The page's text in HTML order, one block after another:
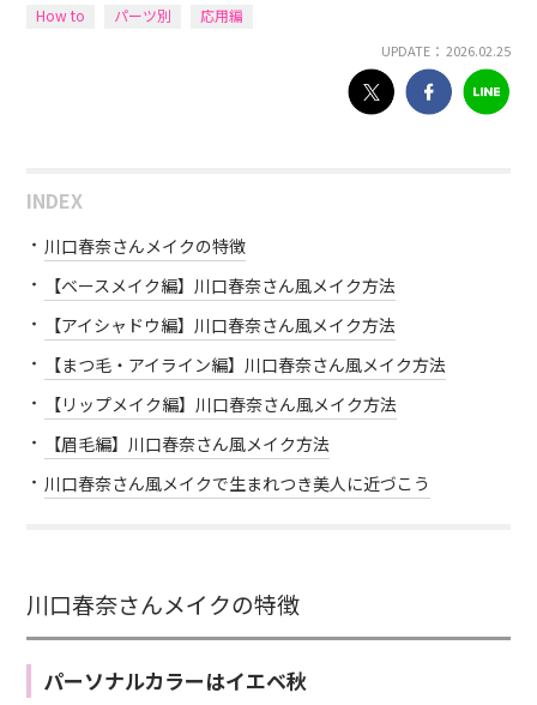
How to
パーツ別 応用編
UPDATE： 2026.02.25
INDEX
川口春奈さんメイクの特徴
【ベースメイク編】川口春奈さん風メイク方法
【アイシャドウ編】川口春奈さん風メイク方法
【まつ毛・アイライン編】川口春奈さん風メイク方法
【リップメイク編】川口春奈さん風メイク方法
【眉毛編】川口春奈さん風メイク方法
川口春奈さん風メイクで生まれつき美人に近づこう
川口春奈さんメイクの特徴
パーソナルカラーはイエベ秋